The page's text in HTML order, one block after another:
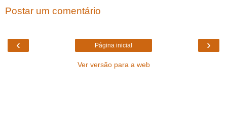
Postar um comentário
‹ ›
Página inicial
Ver versão para a web